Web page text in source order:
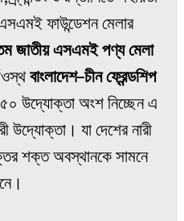
ফাউন্ডেশন মেলার
জাতীয় এসএমই পণ্য মেলা
বাংলাদেশ–চীন ফ্রেন্ডশিপ
উদ্যোক্তা অংশ নিচ্ছেন এ
উদ্যোক্তা। যা দেশের নারী
শক্ত অবস্থানকে সামনে